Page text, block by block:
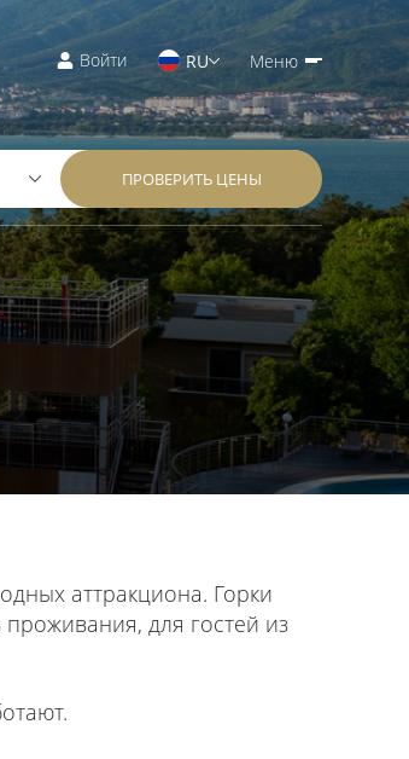
Войти RU Меню
ПРОВЕРИТЬ ЦЕНЫ
аттракциона. Горки
для гостей из